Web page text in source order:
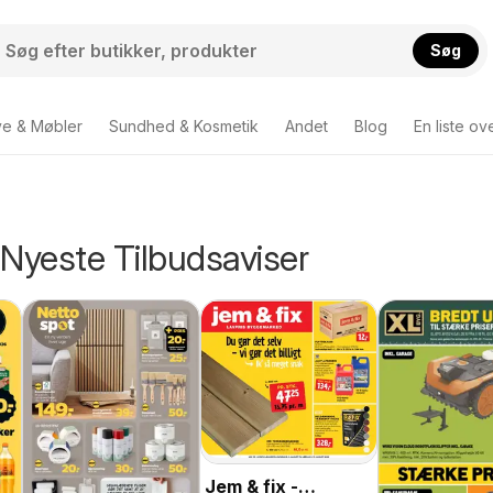
Søg
& Møbler Sundhed & Kosmetik Andet Blog En liste
Tilbudsaviser
Jem & fix -